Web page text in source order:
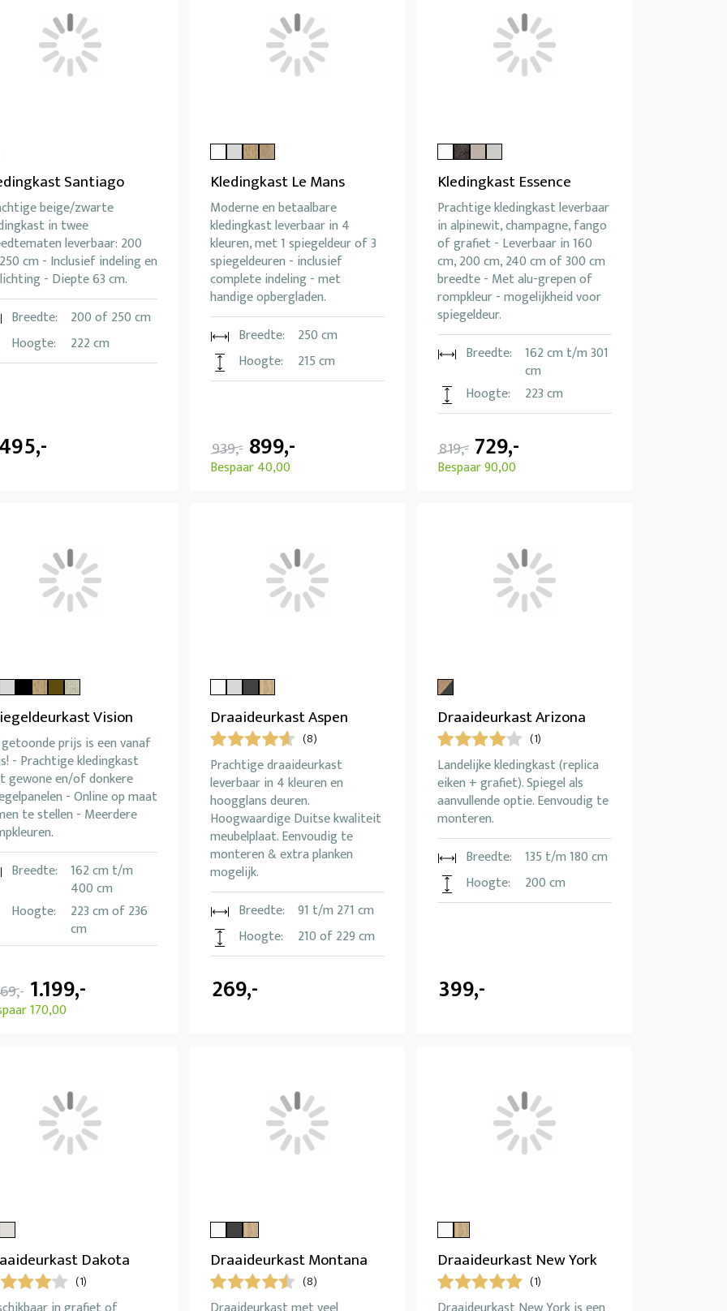
Santiago
beige/zwarte
in twee
leverbaar: 200
cm - Inclusief indeling en
- Diepte 63 cm.
Breedte:
200 of 250 cm
Hoogte:
222 cm
Kledingkast Le Mans
Moderne en betaalbare
kledingkast leverbaar in 4
kleuren, met 1 spiegeldeur of 3
spiegeldeuren - inclusief
complete indeling - met
handige opbergladen.
Breedte:
250 cm
Hoogte:
215 cm
939,- 899,-
Bespaar 40,00
Kledingkast Essence
Prachtige kledingkast leverbaar
in alpinewit, champagne, fango
of grafiet - Leverbaar in 160
cm, 200 cm, 240 cm of 300 cm
breedte - Met alu-grepen of
rompkleur - mogelijkheid voor
spiegeldeur.
Breedte:
162 cm t/m 301
cm
Hoogte:
223 cm
819,- 729,-
Bespaar 90,00
Vision
prijs is een vanaf
- Prachtige kledingkast
gewone en/of donkere
- Online op maat
te stellen - Meerdere
Breedte:
162 cm t/m
400 cm
Hoogte:
223 cm of 236
cm
1.199,-
170,00
Draaideurkast Aspen
(8)
Prachtige draaideurkast
leverbaar in 4 kleuren en
hoogglans deuren.
Hoogwaardige Duitse kwaliteit
meubelplaat. Eenvoudig te
monteren & extra planken
mogelijk.
Breedte:
91 t/m 271 cm
Hoogte:
210 of 229 cm
269,-
Draaideurkast Arizona
(1)
Landelijke kledingkast (replica
eiken + grafiet). Spiegel als
aanvullende optie. Eenvoudig te
monteren.
Breedte:
135 t/m 180 cm
Hoogte:
200 cm
399,-
Dakota
(1)
Draaideurkast Montana
(8)
Draaideurkast New York
(1)